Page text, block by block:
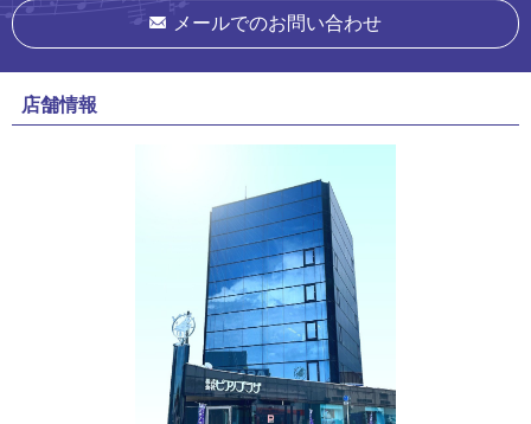
メールでのお問い合わせ
店舗情報